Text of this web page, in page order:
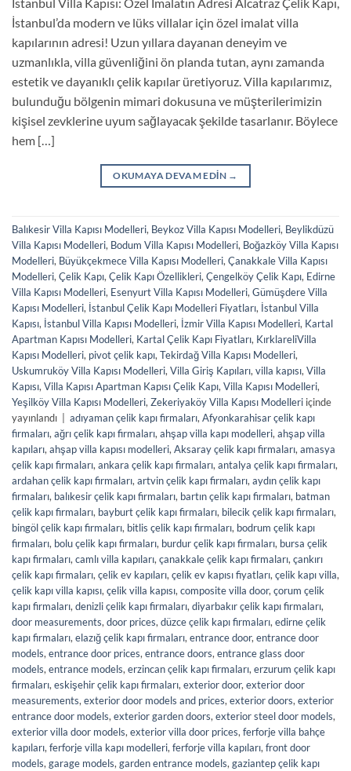
İstanbul’da modern ve lüks villalar için özel imalat villa
kapılarının adresi! Uzun yıllara dayanan deneyim ve
uzmanlıkla, villa güvenliğini ön planda tutan, aynı zamanda
estetik ve dayanıklı çelik kapılar üretiyoruz. Villa kapılarımız,
bulunduğu bölgenin mimari dokusuna ve müşterilerimizin
kişisel zevklerine uyum sağlayacak şekilde tasarlanır. Böylece
hem […]
OKUMAYA DEVAM EDIN →
Balıkesir Villa Kapısı Modelleri, Beykoz Villa Kapısı Modelleri, Beylikdüzü
Villa Kapısı Modelleri, Bodum Villa Kapısı Modelleri, Boğazköy Villa Kapısı
Modelleri, Büyükçekmece Villa Kapısı Modelleri, Çanakkale Villa Kapısı
Modelleri, Çelik Kapı, Çelik Kapı Özellikleri, Çengelköy Çelik Kapı, Edirne
Villa Kapısı Modelleri, Esenyurt Villa Kapısı Modelleri, Gümüşdere Villa
Kapısı Modelleri, İstanbul Çelik Kapı Modelleri Fiyatları, İstanbul Villa
Kapısı, İstanbul Villa Kapısı Modelleri, İzmir Villa Kapısı Modelleri, Kartal
Apartman Kapısı Modelleri, Kartal Çelik Kapı Fiyatları, KırklareliVilla
Kapısı Modelleri, pivot çelik kapı, Tekirdağ Villa Kapısı Modelleri,
Uskumruköy Villa Kapısı Modelleri, Villa Giriş Kapıları, villa kapısı, Villa
Kapısı, Villa Kapısı Apartman Kapısı Çelik Kapı, Villa Kapısı Modelleri,
Yeşilköy Villa Kapısı Modelleri, Zekeriyaköy Villa Kapısı Modelleri içinde
yayınlandı
adıyaman çelik kapı firmaları, Afyonkarahisar çelik kapı
firmaları, ağrı çelik kapı firmaları, ahşap villa kapı modelleri, ahşap villa
kapıları, ahşap villa kapısı modelleri, Aksaray çelik kapı firmaları, amasya
çelik kapı firmaları, ankara çelik kapı firmaları, antalya çelik kapı firmaları,
ardahan çelik kapı firmaları, artvin çelik kapı firmaları, aydın çelik kapı
firmaları, balıkesir çelik kapı firmaları, bartın çelik kapı firmaları, batman
çelik kapı firmaları, bayburt çelik kapı firmaları, bilecik çelik kapı firmaları,
bingöl çelik kapı firmaları, bitlis çelik kapı firmaları, bodrum çelik kapı
firmaları, bolu çelik kapı firmaları, burdur çelik kapı firmaları, bursa çelik
kapı firmaları, camlı villa kapıları, çanakkale çelik kapı firmaları, çankırı
çelik kapı firmaları, çelik ev kapıları, çelik ev kapısı fiyatları, çelik kapı villa,
çelik kapı villa kapısı, çelik villa kapısı, composite villa door, çorum çelik
kapı firmaları, denizli çelik kapı firmaları, diyarbakır çelik kapı firmaları,
door measurements, door prices, düzce çelik kapı firmaları, edirne çelik
kapı firmaları, elazığ çelik kapı firmaları, entrance door, entrance door
models, entrance door prices, entrance doors, entrance glass door
models, entrance models, erzincan çelik kapı firmaları, erzurum çelik kapı
firmaları, eskişehir çelik kapı firmaları, exterior door, exterior door
measurements, exterior door models and prices, exterior doors, exterior
entrance door models, exterior garden doors, exterior steel door models,
exterior villa door models, exterior villa door prices, ferforje villa bahçe
kapıları, ferforje villa kapı modelleri, ferforje villa kapıları, front door
models, garage models, garden entrance models, gaziantep çelik kapı